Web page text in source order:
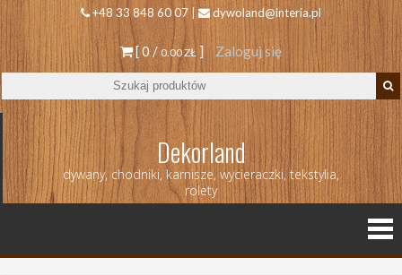
+48 33 848 60 07 | dywoland@interia.pl
[ 0 /0.00 ZŁ ] Zaloguj się
Dekorland
dywany, chodniki, karnisze, wycieraczki, tekstylia,
rolety